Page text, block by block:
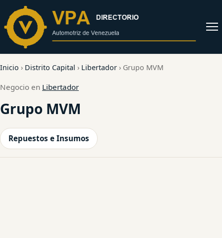
contenido
Abrir
Inicio › Distrito Capital › Libertador › Grupo MVM
Negocio en Libertador
Grupo MVM
Repuestos e Insumos